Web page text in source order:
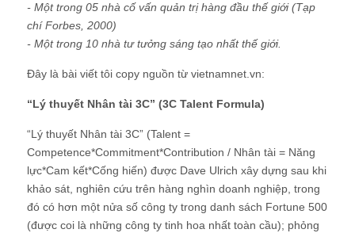
- Một trong 05 nhà cố vấn quản trị hàng đầu thế giới (Tạp
chí Forbes, 2000)
- Một trong 10 nhà tư tưởng sáng tạo nhất thế giới.
Đây là bài viết tôi copy nguồn từ vietnamnet.vn:
“Lý thuyết Nhân tài 3C” (3C Talent Formula)
“Lý thuyết Nhân tài 3C” (Talent =
Competence*Commitment*Contribution / Nhân tài = Năng
lực*Cam kết*Cống hiến) được Dave Ulrich xây dựng sau khi
khảo sát, nghiên cứu trên hàng nghìn doanh nghiệp, trong
đó có hơn một nửa số công ty trong danh sách Fortune 500
(được coi là những công ty tinh hoa nhất toàn cầu); phỏng